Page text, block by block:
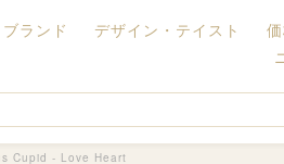
ブランド デザイン・テイスト
Cupid - Love Heart